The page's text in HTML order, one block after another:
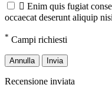
 Enim quis fugiat
occaecat deserunt aliquip
* Campi richiesti
Annulla Invia
Recensione inviata